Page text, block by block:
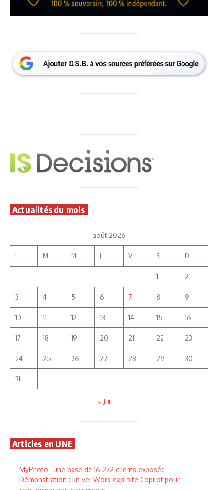
Actualités du mois
août 2026
L M M J V S D
1 2
3 4 5 6 7 8 9
10 11 12 13 14 15 16
17 18 19 20 21 22 23
24 25 26 27 28 29 30
31
« Juil
Articles en UNE
MyPhoto : une base de 16 272 clients exposée
Démonstration : un ver Word exploite Copilot pour